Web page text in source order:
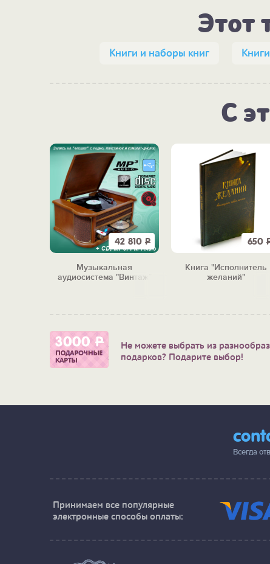
Этот
Книги и наборы книг Книги
С
42 810 Р
Музыкальная
аудиосистема "Винтаж"
650
Книга "Исполнитель
желаний"
Не можете выбрать из
подарков? Подарите выбор!
Всегда
Принимаем все популярные
электронные способы оплаты: